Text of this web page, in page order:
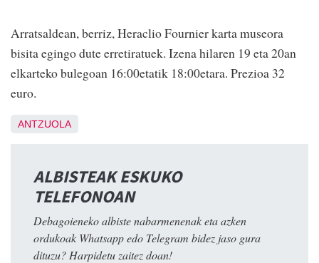
Arratsaldean, berriz, Heraclio Fournier karta museora
bisita egingo dute erretiratuek. Izena hilaren 19 eta 20an
elkarteko bulegoan 16:00etatik 18:00etara. Prezioa 32
euro.
ANTZUOLA
ALBISTEAK ESKUKO
TELEFONOAN
Debagoieneko albiste nabarmenenak eta azken
ordukoak Whatsapp edo Telegram bidez jaso gura
dituzu? Harpidetu zaitez doan!